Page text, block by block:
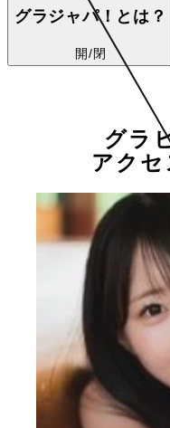
グラジャパ！とは？
開/閉
グラ
アク